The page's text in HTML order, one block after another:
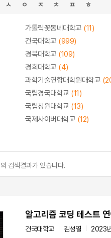
ㅅ ㅇ ㅈ ㅊ ㅍ ㅎ
가톨릭꽃동네대학교 (11)
건국대학교 (999)
경북대학교 (109)
경희대학교 (4)
과학기술연합대학원대학교
국립경국대학교 (11)
국립창원대학교 (13)
국제사이버대학교 (12)
의 검색결과가 있습니다.
알고리즘 코딩 테스트
건국대학교 김성열
2023